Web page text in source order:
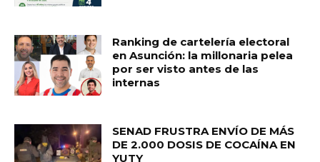
Ranking de cartelería electoral
en Asunción: la millonaria pelea
por ser visto antes de las
internas
SENAD FRUSTRA ENVÍO DE MÁS
DE 2.000 DOSIS DE COCAÍNA EN
YUTY